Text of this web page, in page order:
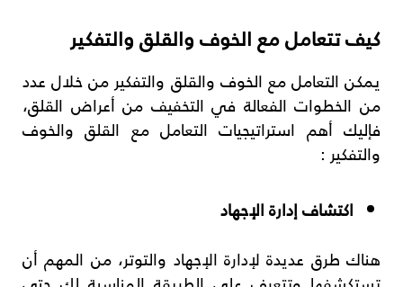
كيف تتعامل مع الخوف والقلق والتفكير
يمكن التعامل مع الخوف والقلق والتفكير من خلال عدد
من الخطوات الفعالة في التخفيف من أعراض القلق،
فإليك أهم استراتيجيات التعامل مع القلق والخوف
والتفكير :
اكتشاف إدارة الإجهاد
هناك طرق عديدة لإدارة الإجهاد والتوتر، من المهم أن